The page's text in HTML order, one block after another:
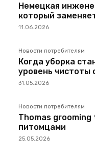
Немецкая
который
11.06.2026
Новости потребителям
Когда уборка
уровень чистоты
31.05.2026
Новости потребителям
Thomas grooming
питомцами
25.05.2026